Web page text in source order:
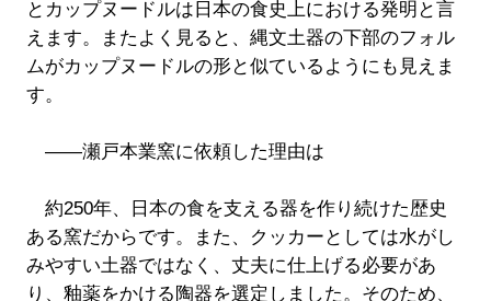
とカップヌードルは日本の食史上における発明と言
えます。またよく見ると、縄文土器の下部のフォル
ムがカップヌードルの形と似ているようにも見えま
す。
――瀬戸本業窯に依頼した理由は
約250年、日本の食を支える器を作り続けた歴史
ある窯だからです。また、クッカーとしては水がし
みやすい土器ではなく、丈夫に仕上げる必要があ
り、釉薬をかける陶器を選定しました。そのため、